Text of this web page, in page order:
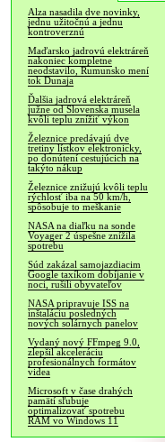
Alza nasadila dve novinky,
jednu užitočnú a jednu
kontroverznú
Maďarsko jadrovú elektráreň
nakoniec kompletne
neodstavilo, Rumunsko mení
tok Dunaja
Ďalšia jadrová elektráreň
južne od Slovenska musela
kvôli teplu znížiť výkon
Železnice predávajú dve
tretiny lístkov elektronicky,
po donútení cestujúcich na
takýto nákup
Železnice znižujú kvôli teplu
rýchlosť iba na 50 km/h,
spôsobuje to meškanie
NASA na diaľku na sonde
Voyager 2 úspešne znížila
spotrebu
Súd zakázal samojazdiacim
Google taxíkom dobíjanie v
noci, rušili obyvateľov
NASA pripravuje ISS na
inštaláciu posledných
nových solárnych panelov
Vydaný nový FFmpeg 9.0,
zlepšil akceleráciu
profesionálnych formátov
videa
Microsoft v čase drahých
pamätí sľubuje
optimalizovať spotrebu
RAM vo Windows 11